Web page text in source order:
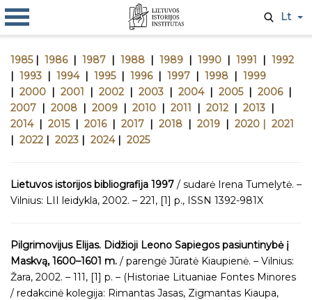
1985| 1986| 1987 | 1988 | 1989 | 1990 | 1991 | 1992
| 1993 | 1994| 1995| 1996| 1997 | 1998 | 1999
| 2000 | 2001 | 2002 | 2003 | 2004| 2005| 2006|
2007 | 2008 | 2009 | 2010 | 2011 | 2012 | 2013 |
2014| 2015| 2016| 2017 | 2018 | 2019 | 2020 | 2021
| 2022 | 2023 | 2024| 2025
Lietuvos istorijos bibliografija 1997 / sudarė Irena Tumelytė. –
Vilnius: LII leidykla, 2002. – 221, [1] p., ISSN 1392-981X
Pilgrimovijus Elijas. Didžioji Leono Sapiegos pasiuntinybė į
Maskvą, 1600–1601 m. / parengė Jūratė Kiaupienė. – Vilnius:
Žara, 2002. – 111, [1] p. – (Historiae Lituaniae Fontes Minores
/ redakcinė kolegija: Rimantas Jasas, Zigmantas Kiaupa,
Lt